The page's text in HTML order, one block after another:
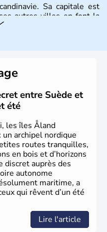
Sa capitale est
autres villes en font la
Elle fait partie de
entre Suède et
été
les îles Åland
archipel nordique
routes tranquilles,
en bois et d’horizons
discret auprès des
autonome
maritime, a
qui rêvent d’un été
Lire l'article